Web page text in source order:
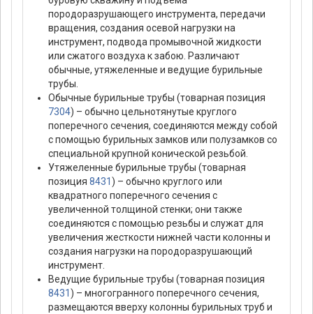
породоразрушающего инструмента, передачи
вращения, создания осевой нагрузки на
инструмент, подвода промывочной жидкости
или сжатого воздуха к забою. Различают
обычные, утяжеленные и ведущие бурильные
трубы.
Обычные бурильные трубы (товарная позиция
7304) – обычно цельнотянутые круглого
поперечного сечения, соединяются между собой
с помощью бурильных замков или полузамков со
специальной крупной конической резьбой.
Утяжеленные бурильные трубы (товарная
позиция 8431) – обычно круглого или
квадратного поперечного сечения с
увеличенной толщиной стенки; они также
соединяются с помощью резьбы и служат для
увеличения жесткости нижней части колонны и
создания нагрузки на породоразрушающий
инструмент.
Ведущие бурильные трубы (товарная позиция
8431) – многогранного поперечного сечения,
размещаются вверху колонны бурильных труб и